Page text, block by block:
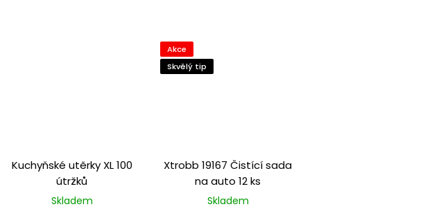
Kuchyňské utěrky XL 100
útržků
Skladem
Akce
Skvělý tip
Xtrobb 19167 Čistící sada
na auto 12 ks
Skladem